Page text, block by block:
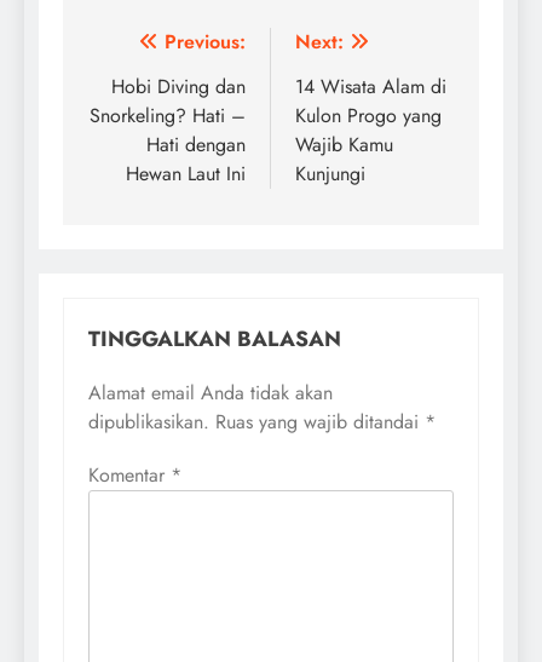
Navigasi
pos
Previous:
Hobi Diving dan
Snorkeling? Hati –
Hati dengan
Hewan Laut Ini
Next:
14 Wisata Alam di
Kulon Progo yang
Wajib Kamu
Kunjungi
TINGGALKAN BALASAN
Alamat email Anda tidak akan
dipublikasikan. Ruas yang wajib ditandai *
Komentar *